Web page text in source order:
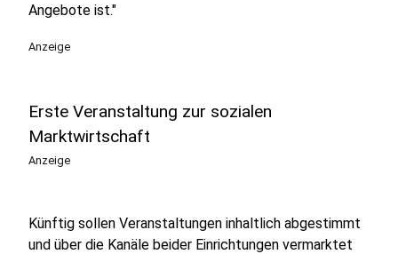
Angebote ist."
Anzeige
Erste Veranstaltung zur sozialen
Marktwirtschaft
Anzeige
Künftig sollen Veranstaltungen inhaltlich abgestimmt
und über die Kanäle beider Einrichtungen vermarktet